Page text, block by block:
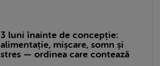
3 luni înainte de concepție:
alimentație, mișcare, somn și
stres — ordinea care contează